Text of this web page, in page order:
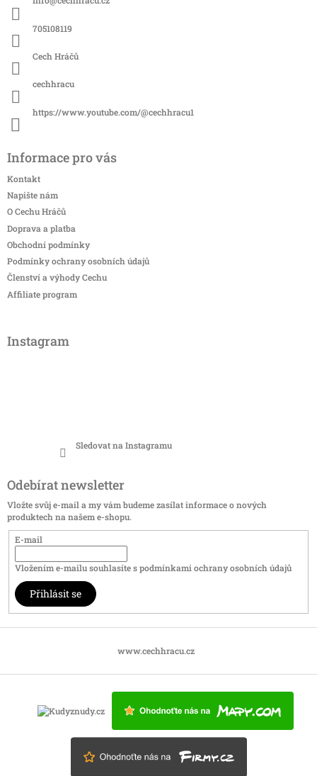
705108119
Cech Hráčů
cechhracu
https://www.youtube.com/@cechhracu1
Informace pro vás
Kontakt
Napište nám
O Cechu Hráčů
Doprava a platba
Obchodní podmínky
Podmínky ochrany osobních údajů
Členství a výhody Cechu
Affiliate program
Instagram
Sledovat na Instagramu
Odebírat newsletter
Vložte svůj e-mail a my vám budeme zasílat informace o nových
produktech na našem e-shopu.
E-mail
Vložením e-mailu souhlasíte spodmínkami ochrany osobních údajů
Přihlásit se
www.cechhracu.cz